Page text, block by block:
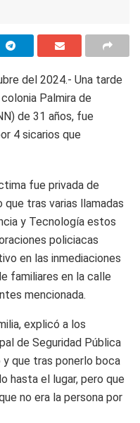
del 2024.- Una tarde
Palmira de
de 31 años, fue
4 sicarios que
fue privada de
que tras varias llamadas
y Tecnología estos
policiacas
en las inmediaciones
familiares en la calle
mencionada.
explicó a los
de Seguridad Pública
que tras ponerlo boca
hasta el lugar, pero que
no era la persona por